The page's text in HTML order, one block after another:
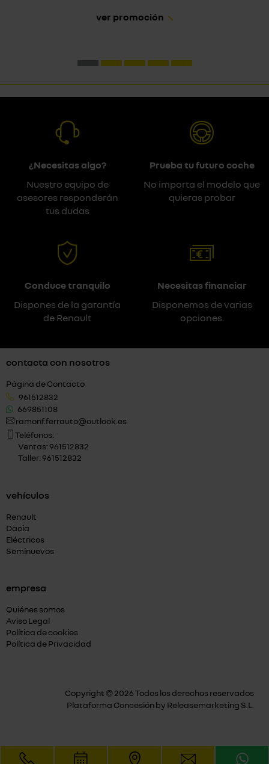
ver promoción
¿Necesitas algo?
Nuestro equipo de
asesores responderán
tus dudas
Prueba tu futuro coche
No importa el modelo que
quieras probar
Conduce tranquilo
Dispones de la garantía
de Renault
Necesitas financiar
Disponemos de varias
opciones.
contacta con nosotros
Página de Contacto
961512832
669851108
ramonf.ferrauto@outlook.es
Teléfonos:
Ventas: 961512832
Taller: 961512832
vehículos
Renault
Dacia
Eléctricos
Seminuevos
empresa
Quiénes somos
Aviso Legal
Política de cookies
Política de Privacidad
Copyright © 2026 Todos los derechos reservados
Plataforma Concesión by Releasemarketing S.L.